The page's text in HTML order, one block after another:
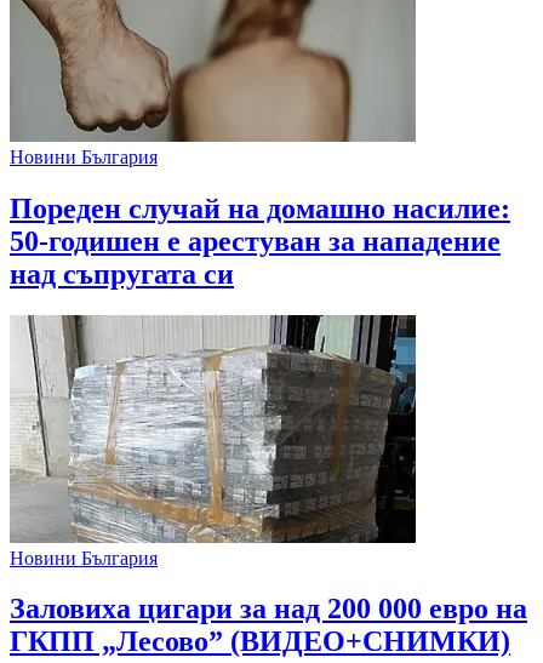
Новини България
Пореден случай на домашно насилие:
50-годишен е арестуван за нападение
над съпругата си
Новини България
Заловиха цигари за над 200 000 евро на
ГКПП „Лесово” (ВИДЕО+СНИМКИ)